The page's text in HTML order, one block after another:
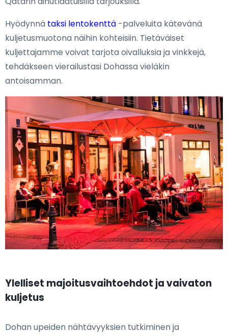
Hyödynnä taksi lentokenttä -palveluita kätevänä
kuljetusmuotona näihin kohteisiin. Tietäväiset
kuljettajamme voivat tarjota oivalluksia ja vinkkejä,
tehdäkseen vierailustasi Dohassa vieläkin
antoisamman.
Ylelliset majoitusvaihtoehdot ja vaivaton
kuljetus
Dohan upeiden nähtävyyksien tutkiminen ja